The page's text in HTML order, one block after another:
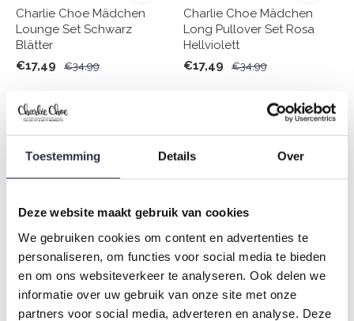
Toestemming Details Over
Deze website maakt gebruik van cookies
We gebruiken cookies om content en advertenties te
personaliseren, om functies voor social media te bieden
en om ons websiteverkeer te analyseren. Ook delen we
informatie over uw gebruik van onze site met onze
partners voor social media, adverteren en analyse. Deze
Charlie Choe Mädchen
Lounge Set Schwarz
Blätter
€17,49
€34,99
Charlie Choe Mädchen
Long Pullover Set Rosa
Hellviolett
€17,49
€34,99
-50%
Charlie Choe Mädchen
Homewear Set Rosa
Hellviolett
Charlie Choe Mädchen
Schlafanzug Shortama
Hellgrün Kaktus